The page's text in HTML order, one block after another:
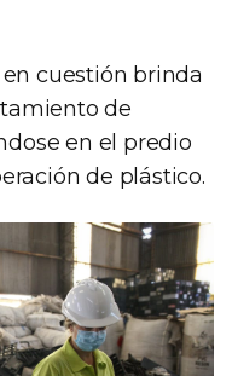
cuestión brinda
de
en el predio
de plástico.